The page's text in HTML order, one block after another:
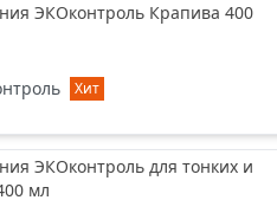
ЭКОконтроль Крапива 400
Хит
ЭКОконтроль для тонких и
мл